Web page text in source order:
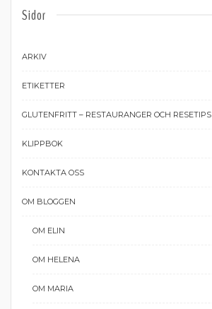
Sidor
ARKIV
ETIKETTER
GLUTENFRITT – RESTAURANGER OCH RESETIPS
KLIPPBOK
KONTAKTA OSS
OM BLOGGEN
OM ELIN
OM HELENA
OM MARIA